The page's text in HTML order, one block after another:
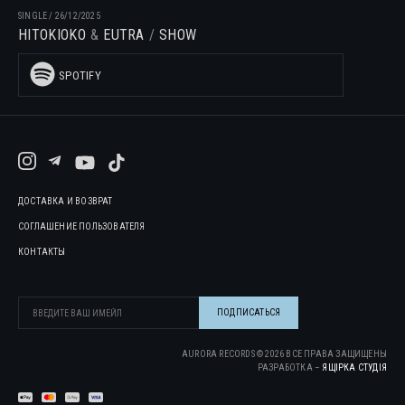
SINGLE/ 26/12/2025
HITOKIOKO EUTRA SHOW
SPOTIFY
ДОСТАВКА И ВОЗВРАТ
СОГЛАШЕНИЕ ПОЛЬЗОВАТЕЛЯ
КОНТАКТЫ
AURORA RECORDS ©2026 ВСЕ ПРАВА ЗАЩИЩЕНЫ
РАЗРАБОТКА – ЯЩІРКА CТУДІЯ